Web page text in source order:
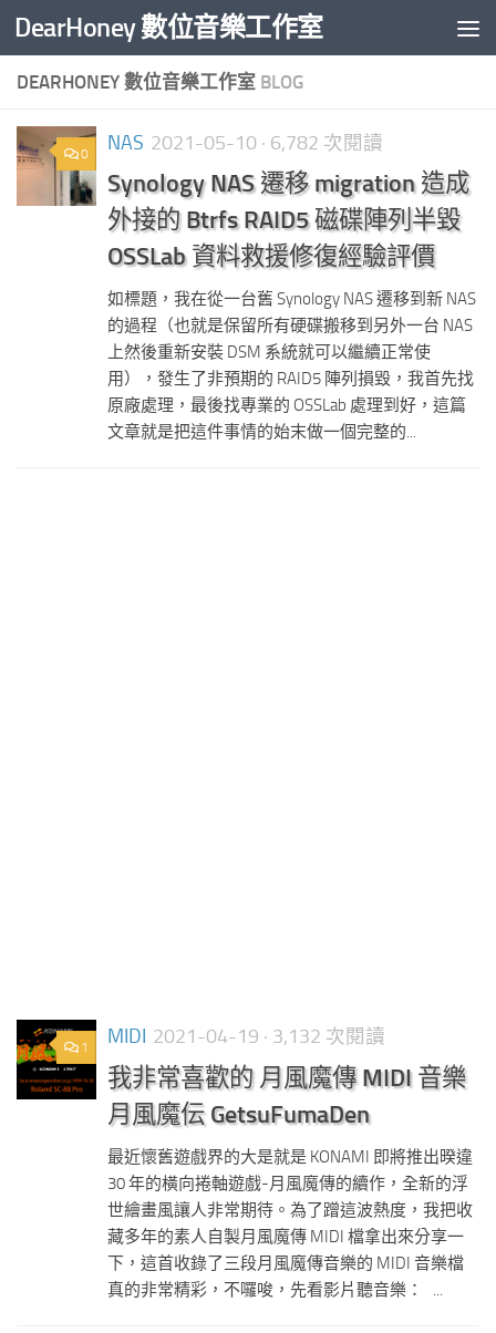
Skip to content
DearHoney 數位音樂工作室
DEARHONEY 數位音樂工作室 BLOG
0 NAS 2021-05-10 · 6,782 次閱讀
Synology NAS 遷移 migration 造成
外接的 Btrfs RAID5 磁碟陣列半毀
OSSLab 資料救援修復經驗評價
如標題，我在從一台舊 Synology NAS 遷移到新 NAS
的過程（也就是保留所有硬碟搬移到另外一台 NAS
上然後重新安裝 DSM 系統就可以繼續正常使
用），發生了非預期的 RAID5 陣列損毀，我首先找
原廠處理，最後找專業的 OSSLab 處理到好，這篇
文章就是把這件事情的始末做一個完整的...
1 MIDI 2021-04-19 · 3,132 次閱讀
我非常喜歡的 月風魔傳 MIDI 音樂
月風魔伝 GetsuFumaDen
最近懷舊遊戲界的大是就是 KONAMI 即將推出暌違
30 年的橫向捲軸遊戲-月風魔傳的續作，全新的浮
世繪畫風讓人非常期待。為了蹭這波熱度，我把收
藏多年的素人自製月風魔傳 MIDI 檔拿出來分享一
下，這首收錄了三段月風魔傳音樂的 MIDI 音樂檔
真的非常精彩，不囉唆，先看影片聽音樂： ...